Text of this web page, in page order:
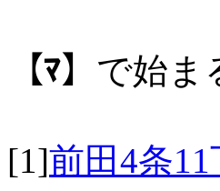
【ﾏ】 で始ま
[1]前田4条11